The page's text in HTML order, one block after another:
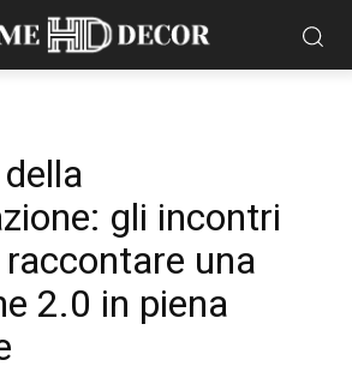
gli incontri
una
2.0 in piena